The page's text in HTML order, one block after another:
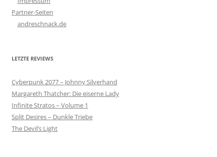
Partner-Seiten
andreschnack.de
LETZTE REVIEWS
Cyberpunk 2077 – Johnny Silverhand
Margareth Thatcher: Die eiserne Lady
Infinite Stratos – Volume 1
Split Desires – Dunkle Triebe
The Devil’s Light